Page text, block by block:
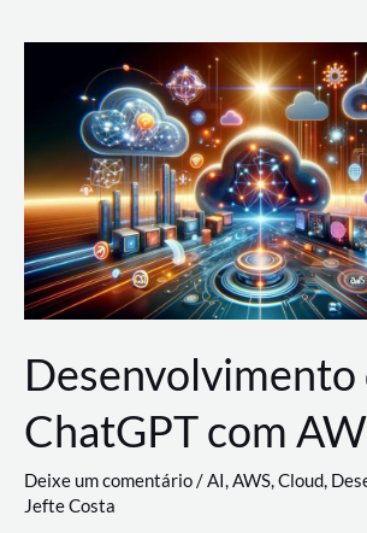
Nuvem:
Google
Cloud,
AWS
e
Azure
Desenvolvimento
ChatGPT com
Deixe um comentário/AI,AWS,Cloud,
Jefte Costa